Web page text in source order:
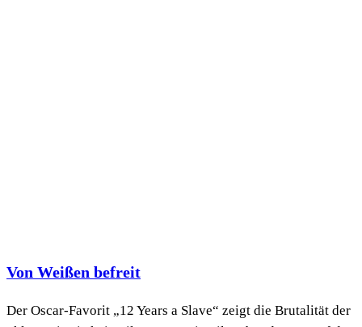
Von Weißen befreit
Der Oscar-Favorit „12 Years a Slave“ zeigt die Brutalität der